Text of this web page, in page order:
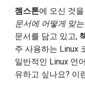
젬스톤에 오신 것
문서에 어떻게 맞
문서를 담고 있고,
주 사용하는 Linux
일반적인 Linux 언
유하고 싶나요? 이